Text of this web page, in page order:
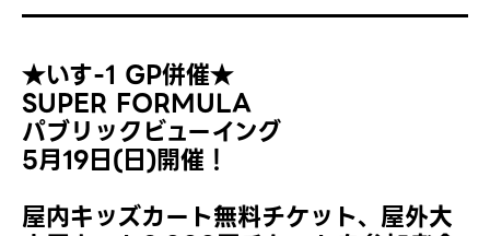
★いす-1 GP併催★
SUPER FORMULA
パブリックビューイング
5月19日(日)開催！
屋内キッズカート無料チケット、屋外大